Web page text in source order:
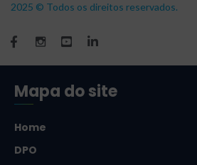
2025 © Todos os direitos reservados.
Mapa do site
Home
DPO